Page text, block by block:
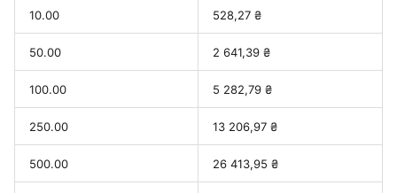
10.00 528,27 ₴
50.00 2 641,39 ₴
100.00 5 282,79 ₴
250.00 13 206,97 ₴
500.00 26 413,95 ₴